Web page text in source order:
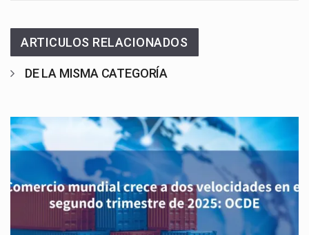
ARTICULOS RELACIONADOS
DE LA MISMA CATEGORÍA